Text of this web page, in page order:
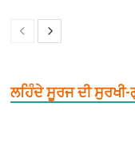
ਲਹਿੰਦੇ ਸੂਰਜ ਦੀ